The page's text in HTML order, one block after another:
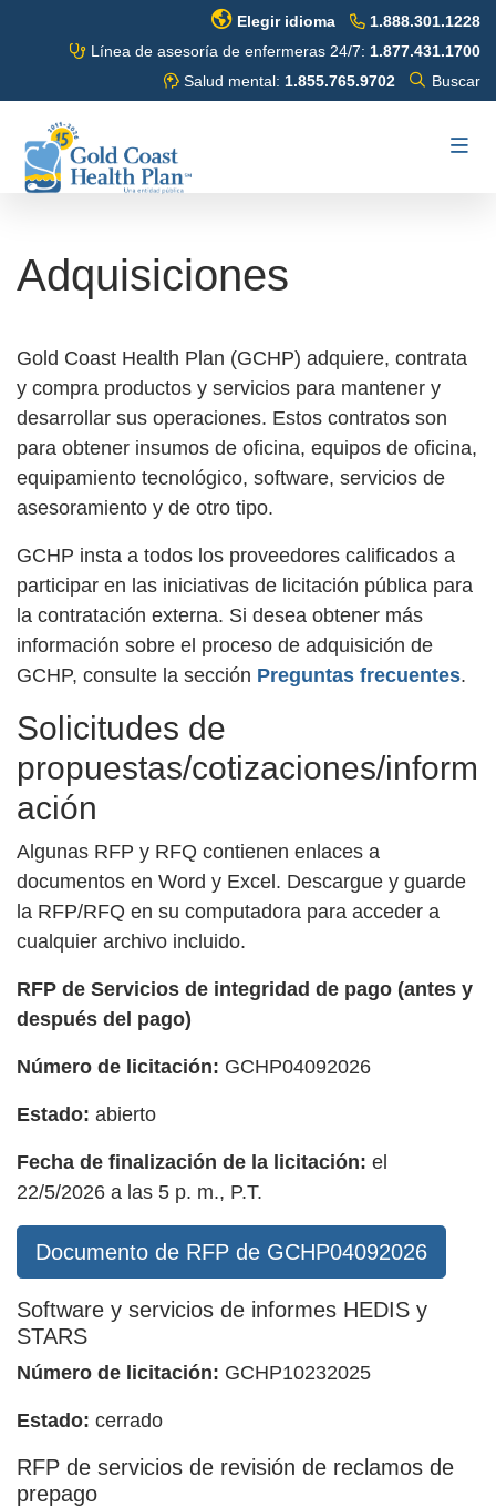
principal
Elegir idioma
1.888.301.1228
Línea de asesoría de enfermeras 24/7: 1.877.431.1700
Salud mental: 1.855.765.9702
AlternarBuscar
Buscar
Adquisiciones
Gold Coast Health Plan (GCHP) adquiere, contrata
y compra productos y servicios para mantener y
desarrollar sus operaciones. Estos contratos son
para obtener insumos de oficina, equipos de oficina,
equipamiento tecnológico, software, servicios de
asesoramiento y de otro tipo.
GCHP insta a todos los proveedores calificados a
participar en las iniciativas de licitación pública para
la contratación externa. Si desea obtener más
información sobre el proceso de adquisición de
GCHP, consulte la sección Preguntas frecuentes.
Solicitudes de
propuestas/cotizaciones/inform
ación
Algunas RFP y RFQ contienen enlaces a
documentos en Word y Excel. Descargue y guarde
la RFP/RFQ en su computadora para acceder a
cualquier archivo incluido.
RFP de Servicios de integridad de pago (antes y
después del pago)
Número de licitación: GCHP04092026
Estado: abierto
Fecha de finalización de la licitación: el
22/5/2026 a las 5 p. m., P.T.
Documento de RFP de GCHP04092026
Software y servicios de informes HEDIS y
STARS
Número de licitación: GCHP10232025
Estado: cerrado
RFP de servicios de revisión de reclamos de
prepago